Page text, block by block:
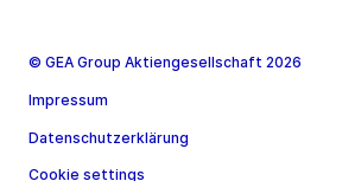
© GEA Group Aktiengesellschaft 2026
Impressum
Datenschutzerklärung
Cookie settings